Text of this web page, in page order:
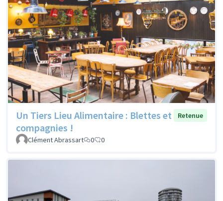
Un Tiers Lieu Alimentaire : Blettes et
compagnies !
Retenue
Clément Abrassart 0 0